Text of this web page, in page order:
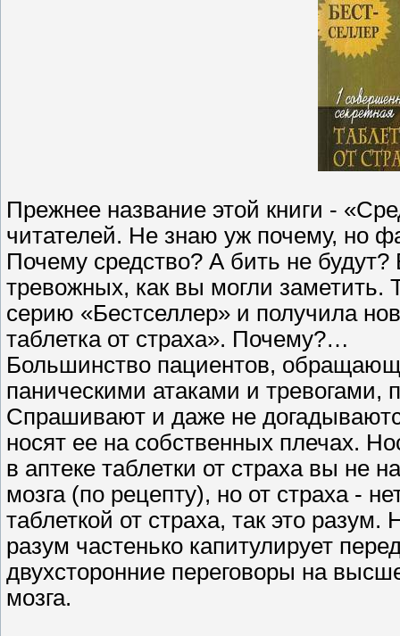
Прежнее название этой книги -
читателей. Не знаю уж почему, но
Почему средство? А бить не
тревожных, как вы могли заметить.
серию «Бестселлер» и получила
таблетка от страха». Почему?…
Большинство пациентов,
паническими атаками и тревогами,
Спрашивают и даже не
носят ее на собственных плечах.
в аптеке таблетки от страха вы не
мозга (по рецепту), но от страха -
таблеткой от страха, так это
разум частенько капитулирует
двухсторонние переговоры на
мозга.